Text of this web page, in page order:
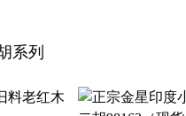
系列